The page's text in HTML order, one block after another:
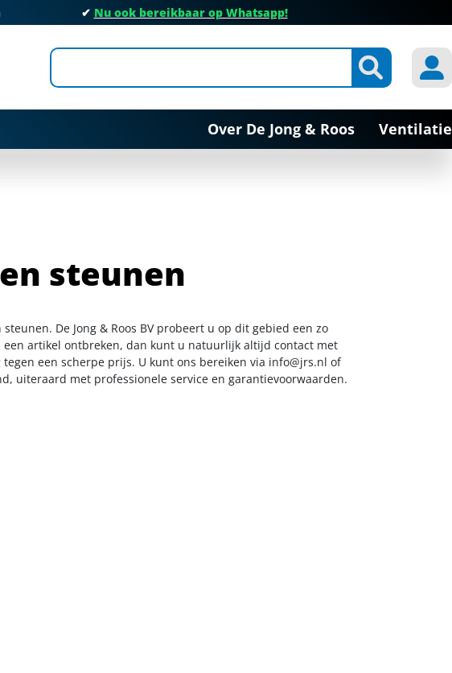
✔ Nu ook bereikbaar op Whatsapp!
Over De Jong & Roos Ventilatie
steunen
De Jong & Roos BV probeert u op dit gebied een zo
artikel ontbreken, dan kunt u natuurlijk altijd contact met
een scherpe prijs. U kunt ons bereiken via info@jrs.nl of
uiteraard met professionele service en garantievoorwaarden.